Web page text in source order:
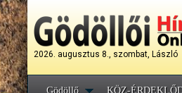
2026. augusztus 8., szombat, László
Gödöllő KÖZ-